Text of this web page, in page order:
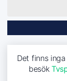
Det finns
besök